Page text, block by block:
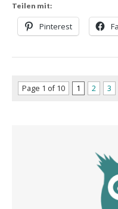
Teilen mit:
Pinterest
Page 1 of 10 1 2 3